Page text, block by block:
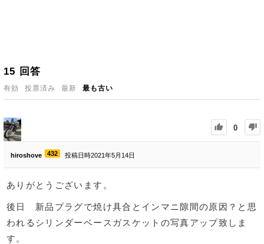
15 回答
有効 投票済み 最新 最も古い
0
hiroshove 432 投稿日時2021年5月14日
ありがとうございます。
後日 新品プラグで焼け具合とインマニ隙間の原因？と思
われるシリンダーベースガスケットの写真アップ致しま
す。